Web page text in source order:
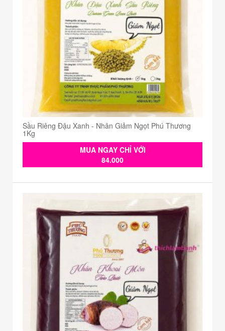
Sầu Riêng Đậu Xanh - Nhân Giảm Ngọt Phú Thương
1Kg
MUA NGAY CHỈ VỚI
84.000